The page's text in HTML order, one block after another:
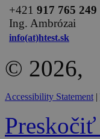
+421 917 765 249
Ing. Ambrózai
info(at)htest.sk
© 2026,
Accessibility Statement |